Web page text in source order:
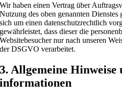
Wir haben einen Vertrag über
Nutzung des oben genannten Dienstes
sich um einen datenschutzrechtlich
gewährleistet, dass dieser die
Websitebesucher nur nach unseren
der DSGVO verarbeitet.
3. Allgemeine
informationen